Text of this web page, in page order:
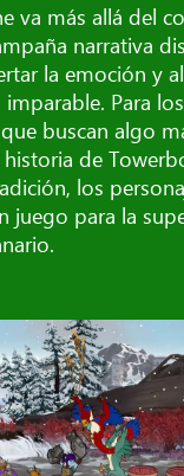
va más allá del
narrativa
la emoción y
imparable. Para los
buscan algo
historia de
los
juego para la